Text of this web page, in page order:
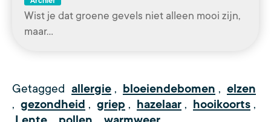
Wist je dat groene gevels niet alleen mooi zijn,
maar…
Getagged allergie , bloeiendebomen , elzen
, gezondheid , griep , hazelaar , hooikoorts ,